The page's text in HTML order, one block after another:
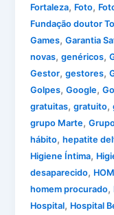
Fortaleza, Foto,
Fundação doutor
Games,Garantia
novas,genéricos,
Gestor,gestores,
Golpes,Google,
gratuitas,gratuito,
grupo Marte,
hábito,hepatite
Higiene Íntima,
desaparecido,
homem procurado,
Hospital, Hospital